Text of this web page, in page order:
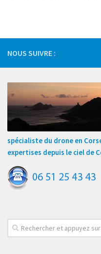
Urbanisme
Architectes
Cartographie
Galeries
Galerie photo
Galerie video
Téléchargements
Contact
Espace Client
NOUS SUIVRE :
spécialiste du drone en
expertises depuis le ciel de